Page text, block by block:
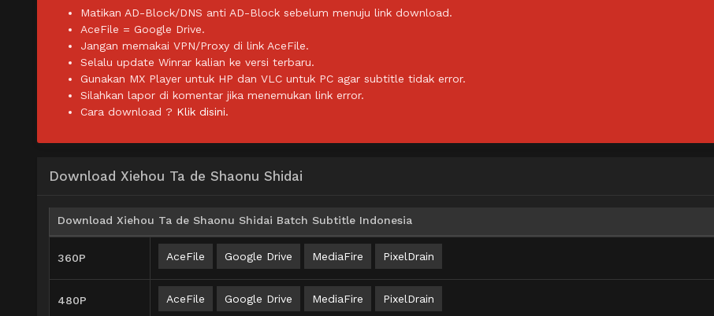
Matikan AD-Block/DNS anti AD-Block sebelum menuju link download.
AceFile = Google Drive.
Jangan memakai VPN/Proxy di link AceFile.
Selalu update Winrar kalian ke versi terbaru.
Gunakan MX Player untuk HP dan VLC untuk PC agar subtitle tidak error.
Silahkan lapor di komentar jika menemukan link error.
Cara download ? Klik disini.
Download Xiehou Ta de Shaonu Shidai
Download Xiehou Ta de Shaonu Shidai Batch Subtitle Indonesia
360P AceFile Google Drive MediaFire PixelDrain
480P AceFile Google Drive MediaFire PixelDrain